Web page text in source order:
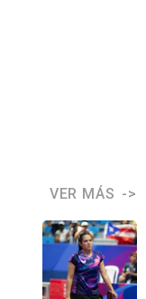
VER MÁS